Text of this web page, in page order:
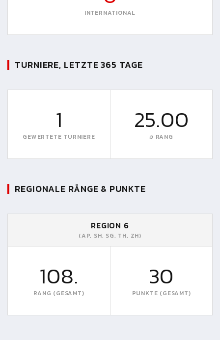
INTERNATIONAL
TURNIERE, LETZTE 365 TAGE
1
GEWERTETE TURNIERE
25.00
∅ RANG
REGIONALE RÄNGE & PUNKTE
REGION 6
(AP, SH, SG, TH, ZH)
108.
RANG (GESAMT)
30
PUNKTE (GESAMT)